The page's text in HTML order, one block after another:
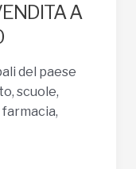
A
del paese
scuole,